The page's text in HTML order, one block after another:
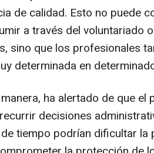
de calidad. Esto no puede
a través del voluntariado
sino que los profesionales
determinada en
ha alertado de que
decisiones
tiempo podrían dificultar la